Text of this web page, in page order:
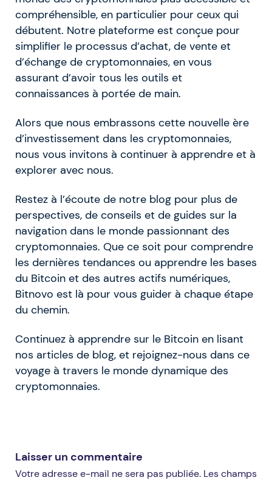
compréhensible, en particulier pour ceux qui
débutent. Notre plateforme est conçue pour
simplifier le processus d’achat, de vente et
d’échange de cryptomonnaies, en vous
assurant d’avoir tous les outils et
connaissances à portée de main.
Alors que nous embrassons cette nouvelle ère
d’investissement dans les cryptomonnaies,
nous vous invitons à continuer à apprendre et à
explorer avec nous.
Restez à l’écoute de notre blog pour plus de
perspectives, de conseils et de guides sur la
navigation dans le monde passionnant des
cryptomonnaies. Que ce soit pour comprendre
les dernières tendances ou apprendre les bases
du Bitcoin et des autres actifs numériques,
Bitnovo est là pour vous guider à chaque étape
du chemin.
Continuez à apprendre sur le Bitcoin en lisant
nos articles de blog, et rejoignez-nous dans ce
voyage à travers le monde dynamique des
cryptomonnaies.
Laisser un commentaire
Votre adresse e-mail ne sera pas publiée. Les champs